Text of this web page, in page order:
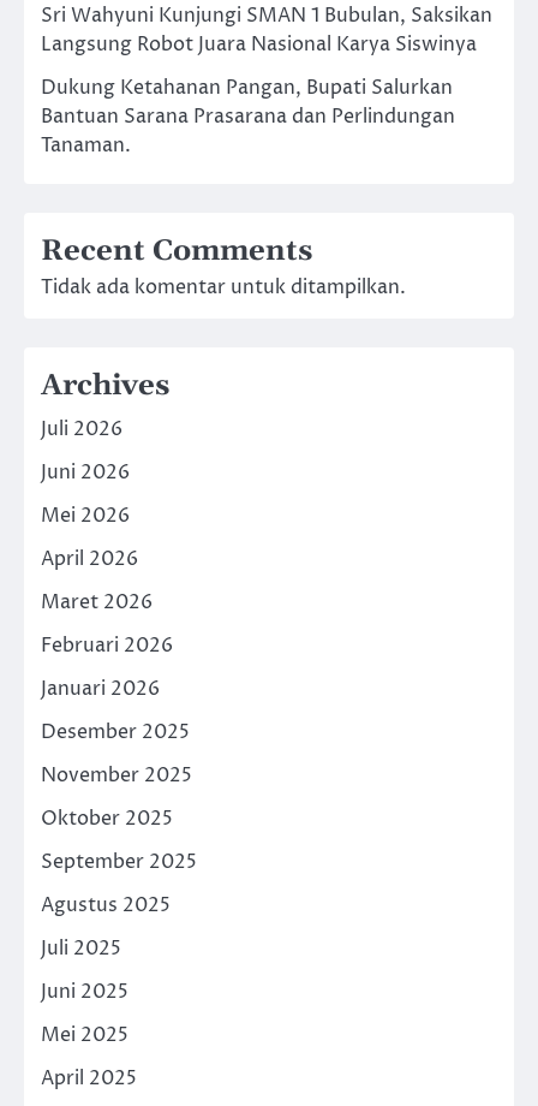
Sri Wahyuni Kunjungi SMAN 1 Bubulan, Saksikan
Langsung Robot Juara Nasional Karya Siswinya
Dukung Ketahanan Pangan, Bupati Salurkan
Bantuan Sarana Prasarana dan Perlindungan
Tanaman.
Recent Comments
Tidak ada komentar untuk ditampilkan.
Archives
Juli 2026
Juni 2026
Mei 2026
April 2026
Maret 2026
Februari 2026
Januari 2026
Desember 2025
November 2025
Oktober 2025
September 2025
Agustus 2025
Juli 2025
Juni 2025
Mei 2025
April 2025